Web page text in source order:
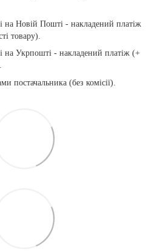
на Новій Пошті - накладений платіж
товару).
на Укрпошті - накладений платіж (+
постачальника (без комісії).